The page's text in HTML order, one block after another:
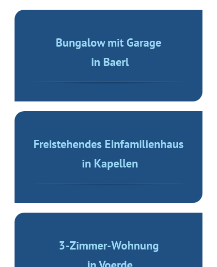
Bungalow mit Garage
in Baerl
Freistehendes Einfamilienhaus
in Kapellen
3-Zimmer-Wohnung